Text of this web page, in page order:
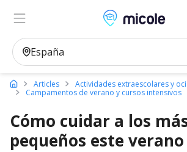
Micole, buscador
Articles
Actividades extraescolares y
Campamentos de verano y cursos intensivos
Cómo cuidar a los
pequeños este verano